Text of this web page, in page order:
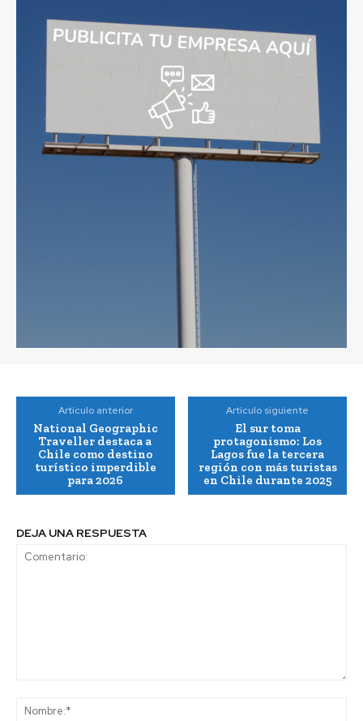
Artículo anterior
National Geographic
Traveller destaca a
Chile como destino
turístico imperdible
para 2026
Artículo siguiente
El sur toma
protagonismo: Los
Lagos fue la tercera
región con más turistas
en Chile durante 2025
DEJA UNA RESPUESTA